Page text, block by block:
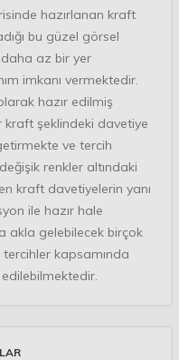
hazırlanan kraft
bu güzel görsel
daha az bir yer
imkanı vermektedir.
hazır edilmiş
şeklindeki davetiye
ve tercih
renkler altındaki
kraft davetiyelerin yanı
ile hazır hale
akla gelebilecek birçok
kapsamında